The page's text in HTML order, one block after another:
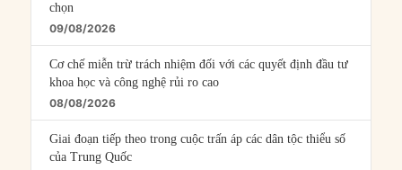
chọn
09/08/2026
Cơ chế miễn trừ trách nhiệm đối với các quyết định đầu tư
khoa học và công nghệ rủi ro cao
08/08/2026
Giai đoạn tiếp theo trong cuộc trấn áp các dân tộc thiểu số
của Trung Quốc